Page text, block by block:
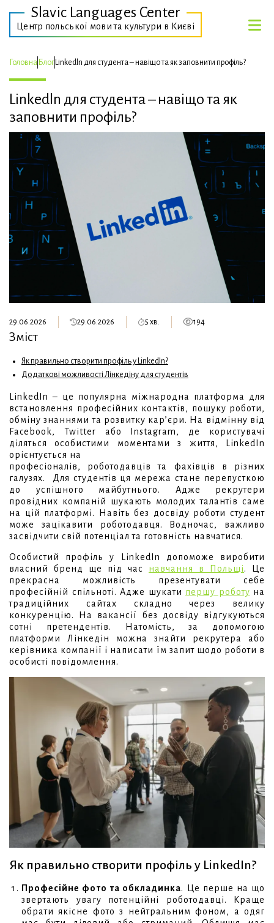
Slavic Languages Center
Центр польської мови та культури в Києві
Головна Блог Linkedln для студента – навіщо та як заповнити профіль?
Linkedln для студента – навіщо та як
заповнити профіль?
29.06.2026 29.06.2026 5 хв. 194
Зміст
Як правильно створити профіль у LinkedIn?
Додаткові можливості Лінкедіну для студентів
LinkedIn – це популярна міжнародна платформа для
встановлення професійних контактів, пошуку роботи,
обміну знаннями та розвитку кар’єри. На відмінну від
Facebook, Twitter або Instagram, де користувачі
діляться особистими моментами з життя, LinkedIn
орієнтується на
професіоналів, роботодавців та фахівців в різних
галузях. Для студентів ця мережа стане перепусткою
до успішного майбутнього. Адже рекрутери
провідних компаній шукають молодих талантів саме
на цій платформі. Навіть без досвіду роботи студент
може зацікавити роботодавця. Водночас, важливо
засвідчити свій потенціал та готовність навчатися.
Особистий профіль у LinkedIn допоможе виробити
власний бренд ще під час навчання в Польщі. Це
прекрасна можливість презентувати себе
професійній спільноті. Адже шукати першу роботу на
традиційних сайтах складно через велику
конкуренцію. На вакансії без досвіду відгукуються
сотні претендентів. Натомість, за допомогою
платформи Лінкедін можна знайти рекрутера або
керівника компанії і написати їм запит щодо роботи в
особисті повідомлення.
Як правильно створити профіль у LinkedIn?
Професійне фото та обкладинка. Це перше на що
звертають увагу потенційні роботодавці. Краще
обрати якісне фото з нейтральним фоном, а одяг